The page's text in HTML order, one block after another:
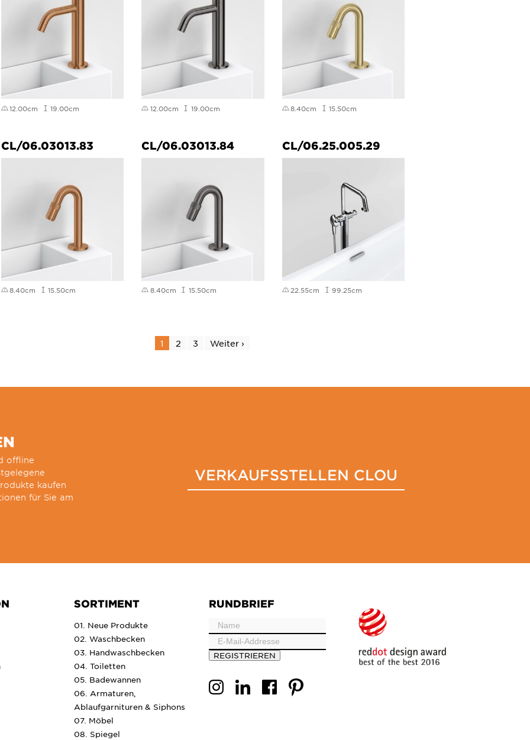
12.00cm 19.00cm 12.00cm 19.00cm 8.40cm 15.50cm
CL/06.03013.83
8.40cm 15.50cm
CL/06.03013.84
8.40cm 15.50cm
CL/06.25.005.29
22.55cm 99.25cm
1 2 3 Weiter ›
offline
kaufen
für Sie am
VERKAUFSSTELLEN CLOU
SORTIMENT
01. Neue Produkte
02. Waschbecken
03. Handwaschbecken
04. Toiletten
05. Badewannen
06. Armaturen,
Ablaufgarnituren & Siphons
07. Möbel
08. Spiegel
RUNDBRIEF
REGISTRIEREN